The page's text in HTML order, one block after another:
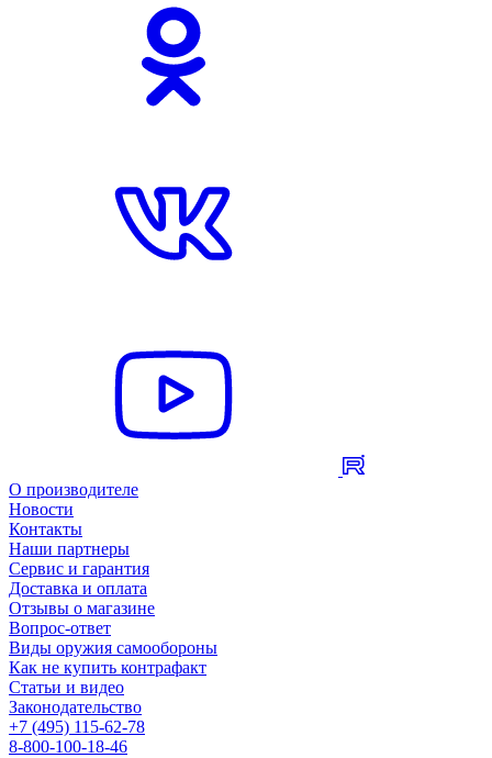
О производителе
Новости
Контакты
Наши партнеры
Сервис и гарантия
Доставка и оплата
Отзывы о магазине
Вопрос-ответ
Виды оружия самообороны
Как не купить контрафакт
Статьи и видео
Законодательство
+7 (495) 115-62-78
8-800-100-18-46